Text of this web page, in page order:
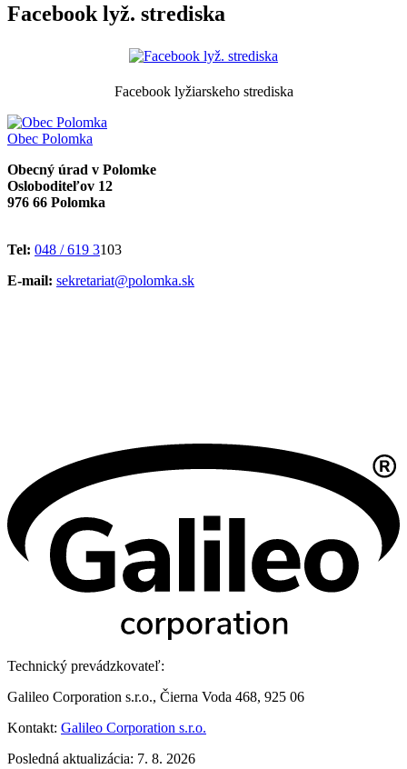
Facebook lyž. strediska
Facebook lyžiarskeho strediska
Obec Polomka
Obecný úrad v Polomke
Osloboditeľov 12
976 66 Polomka
Tel: 048 / 619 3103
E-mail: sekretariat@polomka.sk
Technický prevádzkovateľ:
Galileo Corporation s.r.o., Čierna Voda 468, 925 06
Kontakt: Galileo Corporation s.r.o.
Posledná aktualizácia: 7. 8. 2026